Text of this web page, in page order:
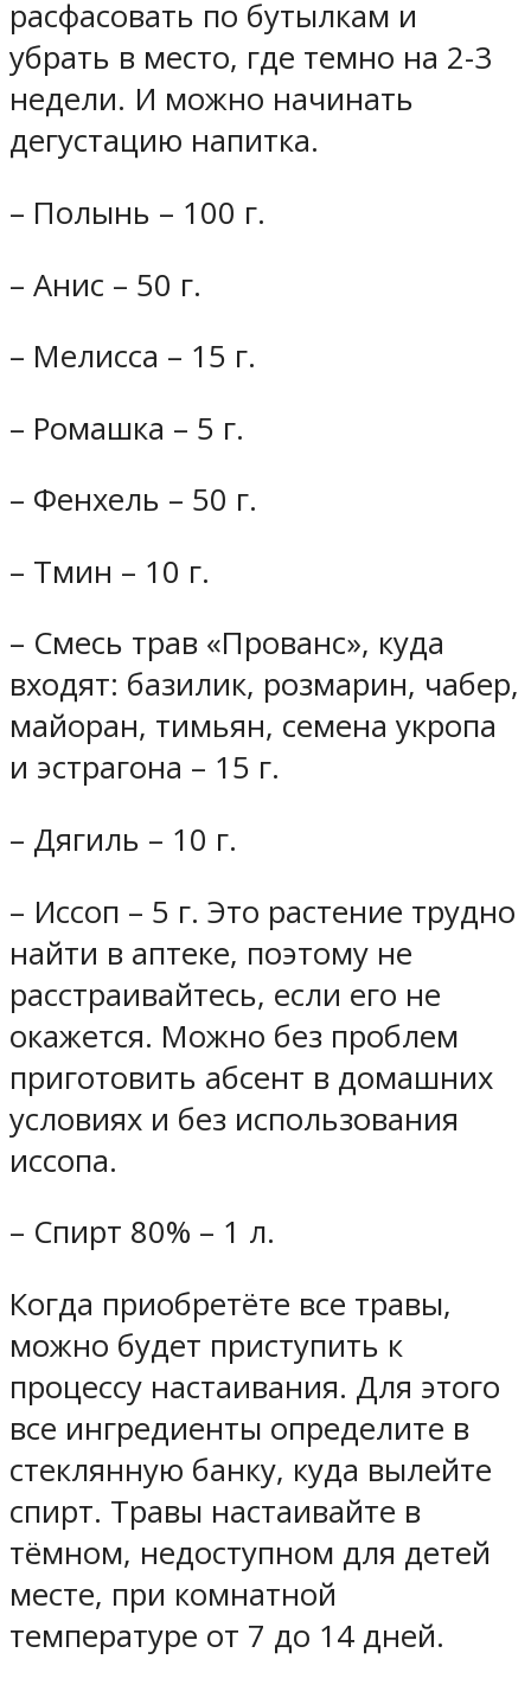
расфасовать по бутылкам и
убрать в место, где темно на 2-3
недели. И можно начинать
дегустацию напитка.
– Полынь – 100 г.
– Анис – 50 г.
– Мелисса – 15 г.
– Ромашка – 5 г.
– Фенхель – 50 г.
– Тмин – 10 г.
– Смесь трав «Прованс», куда
входят: базилик, розмарин, чабер,
майоран, тимьян, семена укропа
и эстрагона – 15 г.
– Дягиль – 10 г.
– Иссоп – 5 г. Это растение трудно
найти в аптеке, поэтому не
расстраивайтесь, если его не
окажется. Можно без проблем
приготовить абсент в домашних
условиях и без использования
иссопа.
– Спирт 80% – 1 л.
Когда приобретёте все травы,
можно будет приступить к
процессу настаивания. Для этого
все ингредиенты определите в
стеклянную банку, куда вылейте
спирт. Травы настаивайте в
тёмном, недоступном для детей
месте, при комнатной
температуре от 7 до 14 дней.